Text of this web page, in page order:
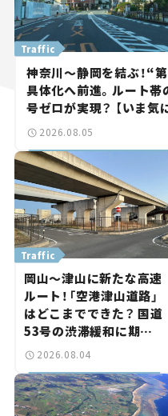
Traffic
神奈川～静岡を結ぶ！“
具体化へ前進。ルート
号ゼロが実現？ 【いま気
2026.08.05
Traffic
岡山～津山に新たな高速
ルート！「空港津山道路」
はどこまでできた？ 国道
53号の渋滞緩和に期待。
岡山市側でも動きが【い
2026.08.04